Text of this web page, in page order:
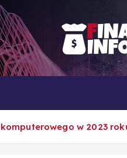
To i owo o
w 2023